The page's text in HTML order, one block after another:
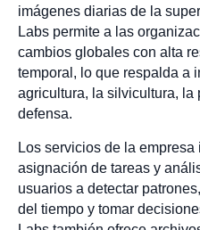
imágenes diarias de la
Labs permite a las
cambios globales con alta
temporal, lo que respalda a
agricultura, la silvicultura, la
defensa.
Los servicios de la
asignación de tareas y
usuarios a detectar
del tiempo y tomar